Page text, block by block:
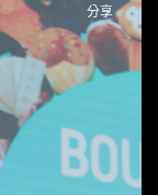
分享